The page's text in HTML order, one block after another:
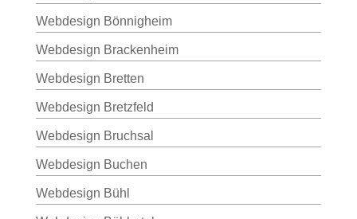
Webdesign Bönnigheim
Webdesign Brackenheim
Webdesign Bretten
Webdesign Bretzfeld
Webdesign Bruchsal
Webdesign Buchen
Webdesign Bühl